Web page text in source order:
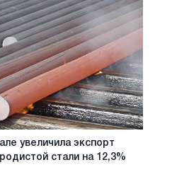
увеличила экспорт
стали на 12,3%